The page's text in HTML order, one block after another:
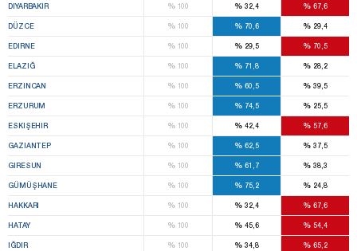
DIYARBAKIR %100 % 32,4 % 67,6
DÜZCE %100 % 70,6 % 29,4
EDIRNE %100 % 29,5 % 70,5
ELAZIĞ %100 % 71,8 % 28,2
ERZINCAN %100 % 60,5 % 39,5
ERZURUM %100 % 74,5 % 25,5
ESKIŞEHIR %100 % 42,4 % 57,6
GAZIANTEP %100 % 62,5 % 37,5
GIRESUN %100 % 61,7 % 38,3
GÜMÜŞHANE %100 % 75,2 % 24,8
HAKKARI %100 % 32,4 % 67,6
HATAY %100 % 45,6 % 54,4
IĞDIR %100 % 34,8 % 65,2